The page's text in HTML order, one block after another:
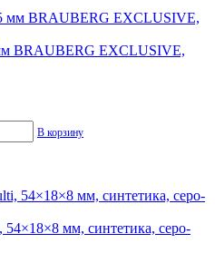
BRAUBERG EXCLUSIVE,
В корзину
мм, синтетика, серо-